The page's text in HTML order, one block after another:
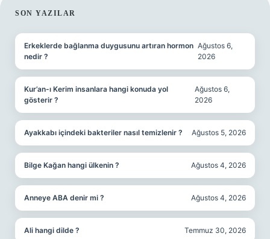
SIDEBAR
SON YAZILAR
Erkeklerde bağlanma duygusunu artıran hormon
nedir ?
Ağustos 6,
2026
Kur’an-ı Kerim insanlara hangi konuda yol
gösterir ?
Ağustos 6,
2026
Ayakkabı içindeki bakteriler nasıl temizlenir ? Ağustos 5, 2026
Bilge Kağan hangi ülkenin ? Ağustos 4, 2026
Anneye ABA denir mi ? Ağustos 4, 2026
Ali hangi dilde ? Temmuz 30, 2026